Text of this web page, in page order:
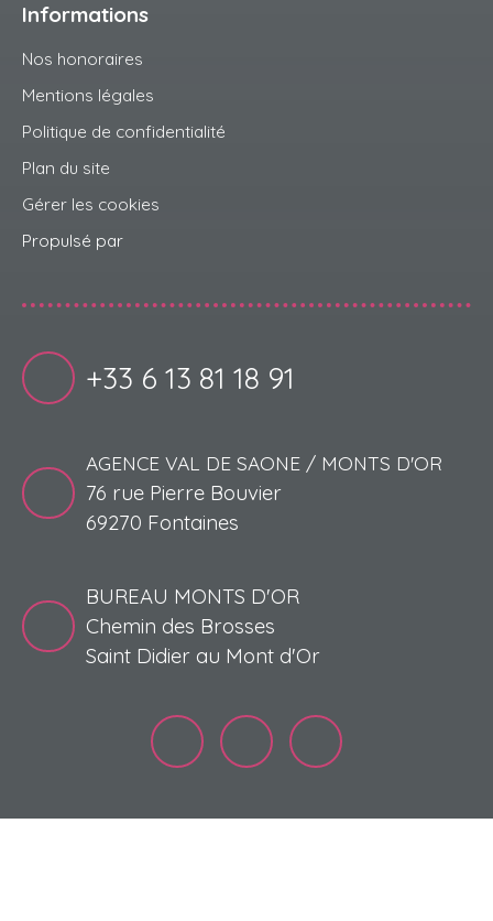
Informations
Nos honoraires
Mentions légales
Politique de confidentialité
Plan du site
Gérer les cookies
Propulsé par
+33 6 13 81 18 91
AGENCE VAL DE SAONE / MONTS D'OR
76 rue Pierre Bouvier
69270 Fontaines
BUREAU MONTS D'OR
Chemin des Brosses
Saint Didier au Mont d'Or